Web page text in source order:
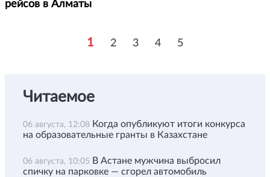
рейсов в Алматы
1 2 3 4 5
Читаемое
06 августа, 12:08 Когда опубликуют итоги конкурса
на образовательные гранты в Казахстане
06 августа, 10:05 В Астане мужчина выбросил
спичку на парковке — сгорел автомобиль